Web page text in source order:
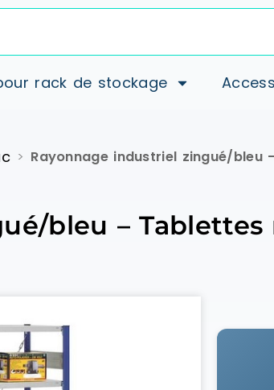
rack de stockage
> Rayonnage industriel zingué/bleu
bleu – Tablettes